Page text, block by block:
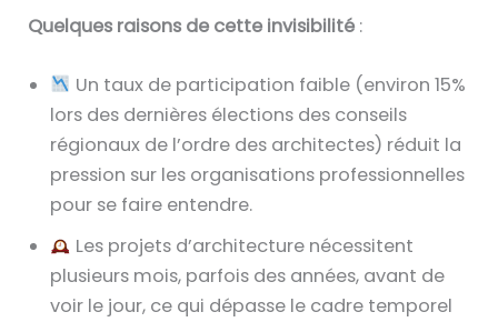
Quelques raisons de cette invisibilité :
Un taux de participation faible (environ 15%
lors des dernières élections des conseils
régionaux de l’ordre des architectes) réduit la
pression sur les organisations professionnelles
pour se faire entendre.
Les projets d’architecture nécessitent
plusieurs mois, parfois des années, avant de
voir le jour, ce qui dépasse le cadre temporel